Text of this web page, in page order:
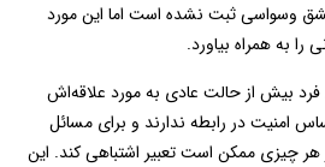
وسواسی ثبت نشده است اما این مورد
را به همراه بیاورد.
بیش از حالت عادی به مورد علاقه‌اش
امنیت در رابطه ندارند و برای مسائل
چیزی ممکن است تعبیر اشتباهی کند. این